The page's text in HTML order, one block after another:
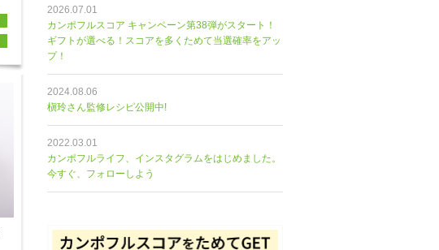
2026.07.01
カンポフルスコア キャンペーン第38弾がスタート！
ギフトが選べる！スコアを多くためて当選確率をアッ
プ！
2024.08.06
槇玲さん監修レシピ公開中!
2022.03.01
カンポフルライフ、インスタグラムをはじめました。
今すぐ、フォローしよう